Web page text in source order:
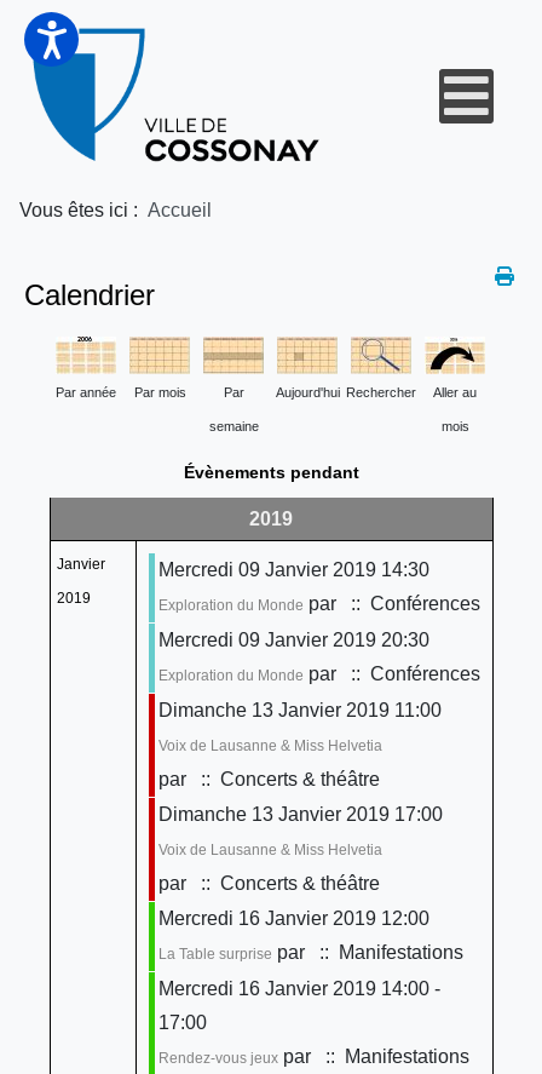
Vous êtes ici : Accueil
Calendrier
Par année Par mois Par
semaine
Aujourd'hui Rechercher Aller au
mois
Évènements pendant
2019
Janvier
2019
Mercredi 09 Janvier 2019 14:30
Exploration du Monde par
:: Conférences
Mercredi 09 Janvier 2019 20:30
Exploration du Monde par
:: Conférences
Dimanche 13 Janvier 2019 11:00
Voix de Lausanne & Miss Helvetia
par
:: Concerts & théâtre
Dimanche 13 Janvier 2019 17:00
Voix de Lausanne & Miss Helvetia
par
:: Concerts & théâtre
Mercredi 16 Janvier 2019 12:00
La Table surprise par
:: Manifestations
Mercredi 16 Janvier 2019 14:00 -
17:00
Rendez-vous jeuxpar
:: Manifestations